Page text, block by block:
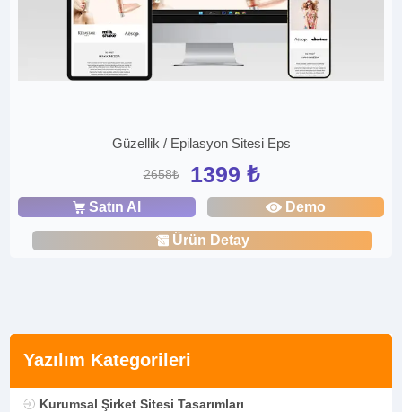
Yazılım Kategorileri
Kurumsal Şirket Sitesi Tasarımları
Güzellik / Epilasyon Sitesi Eps
2658₺ 1399 ₺
Satın Al Demo
Ürün Detay